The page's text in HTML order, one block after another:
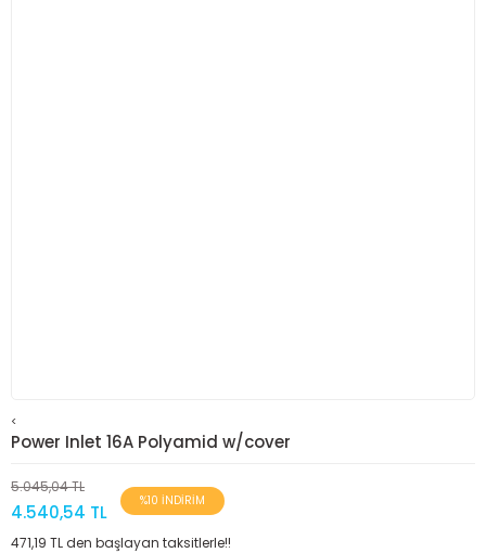
<
Power Inlet 16A Polyamid w/cover
5.045,04 TL
4.540,54 TL
%10 İNDİRİM
471,19 TL den başlayan taksitlerle!!